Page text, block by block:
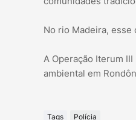
No rio Madeira,
A Operação Iterum
ambiental em
Tags Polícia